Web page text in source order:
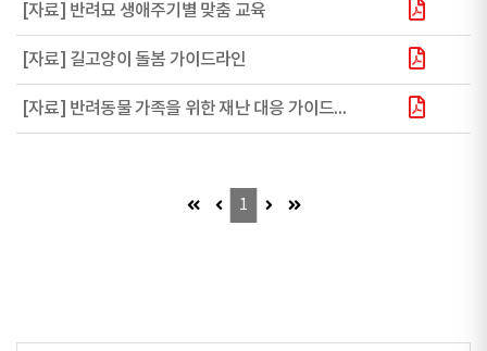
[자료] 반려묘 생애주기별 맞춤 교육
[자료] 길고양이 돌봄 가이드라인
[자료] 반려동물 가족을 위한 재난 대응 가이드라인
첫 페이지 (이동불가)
이전 페이지 (이동불가)
1 다음 페이지 (이동불가)
마지막 페이지 (이동불가)